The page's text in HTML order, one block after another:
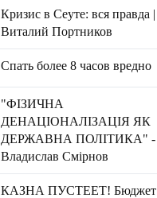
Кризис в Сеуте: вся правда |
Виталий Портников
Спать более 8 часов вредно
"ФІЗИЧНА
ДЕНАЦІОНАЛІЗАЦІЯ ЯК
ДЕРЖАВНА ПОЛІТИКА" -
Владислав Смірнов
КАЗНА ПУСТЕЕТ! Бюджет